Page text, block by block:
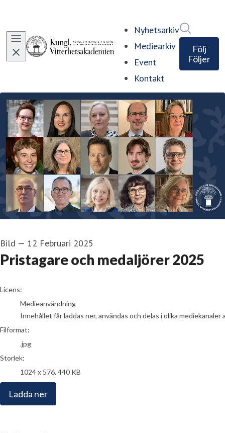
Nyhetsarkiv
Mediearkiv
Event
Kontakt
Följ
Följer
Bild — 12 Februari 2025
Pristagare och medaljörer 2025
go to media item
Licens:
Medieanvändning
Innehållet får laddas ner, användas och delas i olika
Filformat:
.jpg
Storlek:
1024 x 576, 440 KB
Ladda ner